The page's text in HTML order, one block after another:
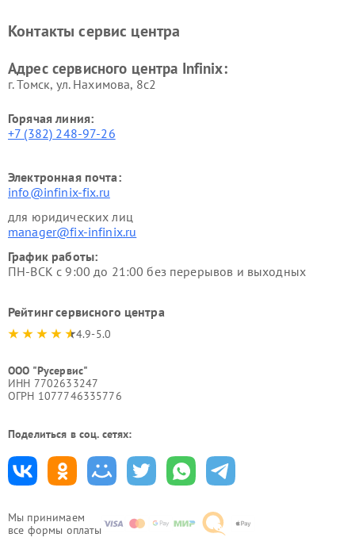
Мы принимаем
все формы оплаты
Контакты сервис центра
Адрес сервисного центра Infinix:
г. Томск, ул. Нахимова, 8с2
Горячая линия:
+7 (382) 248-97-26
Электронная почта:
info@infinix-fix.ru
для юридических лиц
manager@fix-infinix.ru
График работы:
ПН-ВСК с 9:00 до 21:00 без перерывов и выходных
Рейтинг сервисного центра
4.9-5.0
ООО "Русервис"
ИНН 7702633247
ОГРН 1077746335776
Поделиться в соц. сетях: